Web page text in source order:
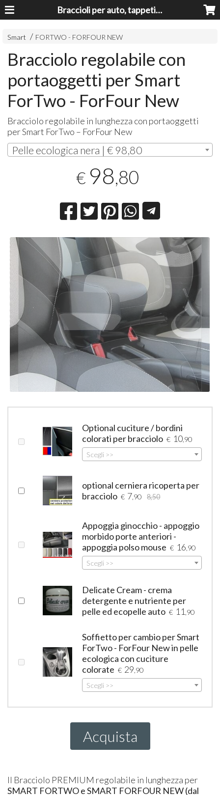
Braccioli per auto, tappeti auto, accessori auto MADE IN ITALY - Armrests, Mittelarmlehnen, Accoundoirs
Smart FORTWO - FORFOUR NEW
Bracciolo regolabile con
portaoggetti per Smart
ForTwo - ForFour New
Bracciolo regolabile in lunghezza con portaoggetti
per Smart ForTwo – ForFour New
Pelle ecologica nera | € 98,80
€ 98,80
Optional cuciture / bordini
colorati per bracciolo € 10 ,90
Scegli >>
optional cerniera ricoperta per
bracciolo € 7 ,90 8,50
Appoggia ginocchio - appoggio
morbido porte anteriori -
appoggia polso mouse € 16 ,90
Scegli >>
Delicate Cream - crema
detergente e nutriente per
pelle ed ecopelle auto € 11 ,90
Soffietto per cambio per Smart
ForTwo - ForFour New in pelle
ecologica con cuciture
colorate € 29 ,90
Scegli >>
Acquista
Il Bracciolo PREMIUM regolabile in lunghezza per
SMART FORTWO e SMART FORFOUR NEW (dal